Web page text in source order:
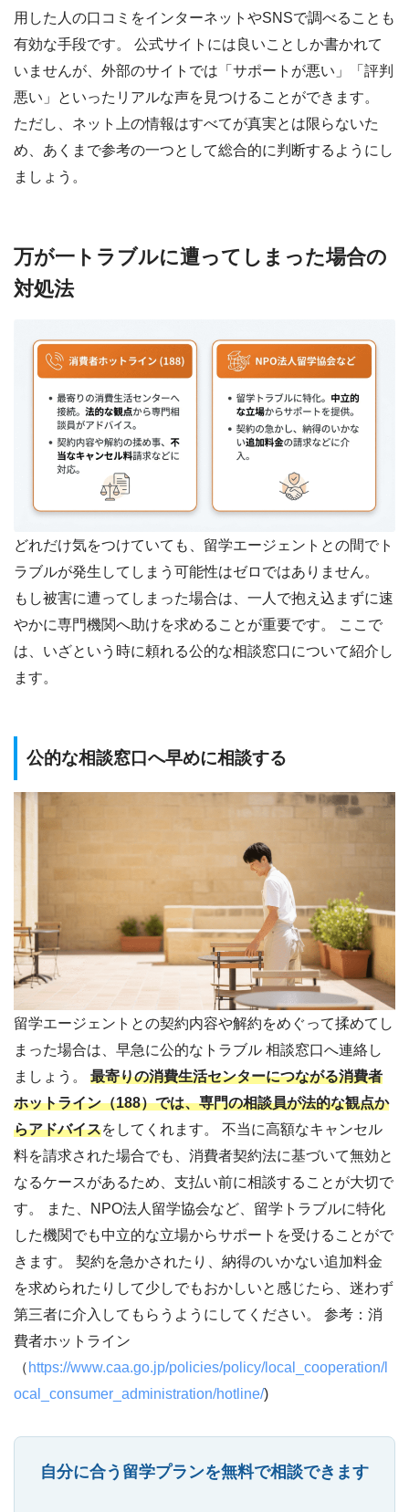
用した人の口コミをインターネットやSNSで調べることも
有効な手段です。 公式サイトには良いことしか書かれて
いませんが、外部のサイトでは「サポートが悪い」「評判
悪い」といったリアルな声を見つけることができます。
ただし、ネット上の情報はすべてが真実とは限らないた
め、あくまで参考の一つとして総合的に判断するようにし
ましょう。
万が一トラブルに遭ってしまった場合の
対処法
どれだけ気をつけていても、留学エージェントとの間でト
ラブルが発生してしまう可能性はゼロではありません。
もし被害に遭ってしまった場合は、一人で抱え込まずに速
やかに専門機関へ助けを求めることが重要です。 ここで
は、いざという時に頼れる公的な相談窓口について紹介し
ます。
公的な相談窓口へ早めに相談する
留学エージェントとの契約内容や解約をめぐって揉めてし
まった場合は、早急に公的なトラブル 相談窓口へ連絡し
ましょう。 最寄りの消費生活センターにつながる消費者
ホットライン（188）では、専門の相談員が法的な観点か
らアドバイスをしてくれます。 不当に高額なキャンセル
料を請求された場合でも、消費者契約法に基づいて無効と
なるケースがあるため、支払い前に相談することが大切で
す。 また、NPO法人留学協会など、留学トラブルに特化
した機関でも中立的な立場からサポートを受けることがで
きます。 契約を急かされたり、納得のいかない追加料金
を求められたりして少しでもおかしいと感じたら、迷わず
第三者に介入してもらうようにしてください。 参考：消
費者ホットライン
（ https://www.caa.go.jp/policies/policy/local_cooperation/l
ocal_consumer_administration/hotline/)
自分に合う留学プランを無料で相談できます